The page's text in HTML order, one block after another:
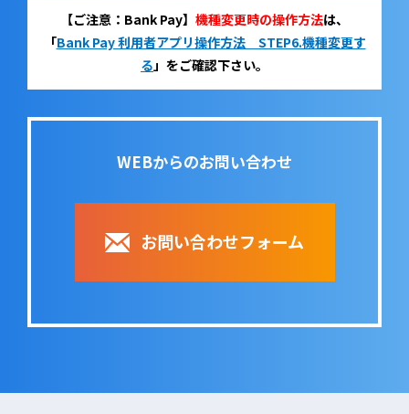
【ご注意：Bank Pay】 機種変更時の操作方法は、
「Bank Pay 利用者アプリ操作方法 STEP6.機種変更す
る」をご確認下さい。
WEBからのお問い合わせ
お問い合わせフォーム